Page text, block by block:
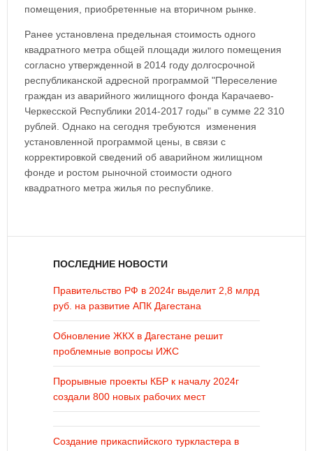
помещения, приобретенные на вторичном рынке.
Ранее установлена предельная стоимость одного
квадратного метра общей площади жилого помещения
согласно утвержденной в 2014 году долгосрочной
республиканской адресной программой "Переселение
граждан из аварийного жилищного фонда Карачаево-
Черкесской Республики 2014-2017 годы" в сумме 22 310
рублей. Однако на сегодня требуются изменения
установленной программой цены, в связи с
корректировкой сведений об аварийном жилищном
фонде и ростом рыночной стоимости одного
квадратного метра жилья по республике.
ПОСЛЕДНИЕ НОВОСТИ
Правительство РФ в 2024г выделит 2,8 млрд
руб. на развитие АПК Дагестана
Обновление ЖКХ в Дагестане решит
проблемные вопросы ИЖС
Прорывные проекты КБР к началу 2024г
создали 800 новых рабочих мест
Создание прикаспийского туркластера в